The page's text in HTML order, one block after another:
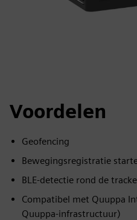
Voordelen
Geofencing
Bewegingsregistratie
BLE-detectie rond de
Compatibel met Quuppa
Quuppa-infrastructuur)